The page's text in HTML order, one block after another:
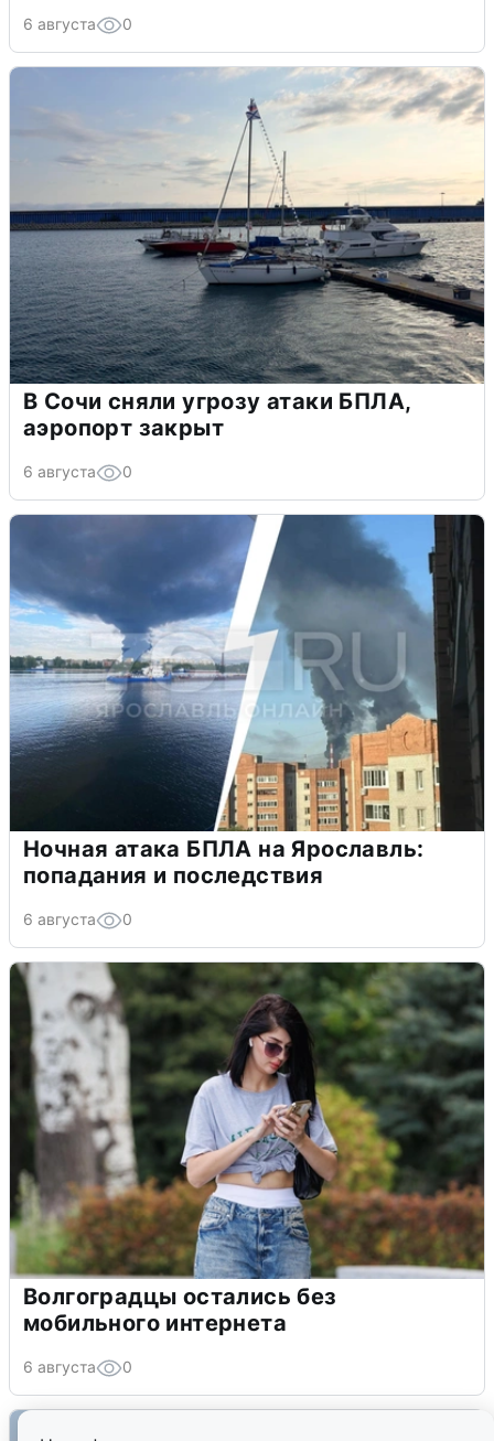
6 августа 0
В Сочи сняли угрозу атаки БПЛА,
аэропорт закрыт
6 августа 0
Ночная атака БПЛА на Ярославль:
попадания и последствия
6 августа 0
Волгоградцы остались без
мобильного интернета
6 августа 0